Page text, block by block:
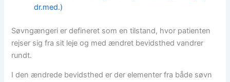
dr.med.)
Søvngængeri er defineret som en tilstand, hvor patienten
rejser sig fra sit leje og med ændret bevidsthed vandrer
rundt.
I den ændrede bevidsthed er der elementer fra både søvn